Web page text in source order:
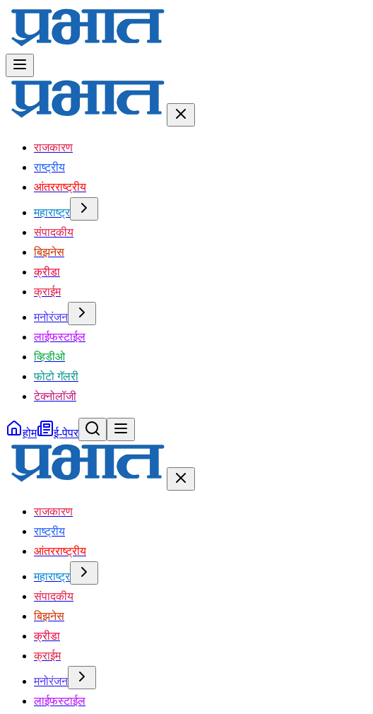
राजकारण
राष्ट्रीय
आंतरराष्ट्रीय
महाराष्ट्र
संपादकीय
बिझनेस
क्रीडा
क्राईम
मनोरंजन
लाईफस्टाईल
व्हिडीओ
फोटो गॅलरी
टेक्नोलॉजी
होम ई-पेपर
राजकारण
राष्ट्रीय
आंतरराष्ट्रीय
महाराष्ट्र
संपादकीय
बिझनेस
क्रीडा
क्राईम
मनोरंजन
लाईफस्टाईल